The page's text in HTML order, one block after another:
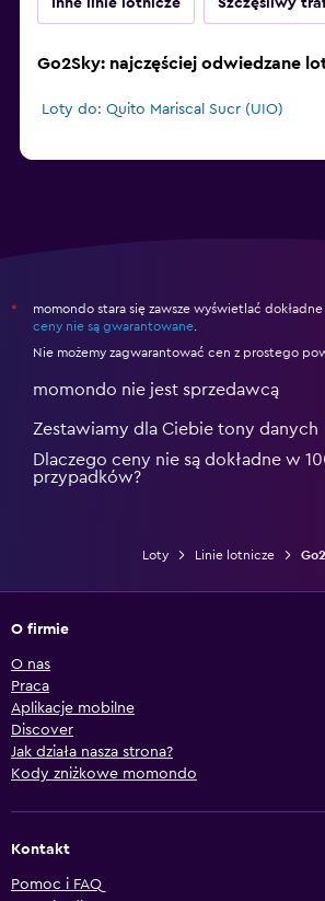
Go2Sky: najczęściej odwiedzane
Loty do: Quito Mariscal Sucr (UIO)
*
momondo stara się zawsze wyświetlać
ceny nie są gwarantowane
Nie możemy zagwarantować cen z prostego
momondo nie jest sprzedawcą
Zestawiamy dla Ciebie tony danych
Dlaczego ceny nie są dokładne w
przypadków?
Loty Linie lotnicze
O firmie
O nas
Praca
Aplikacje mobilne
Discover
Jak działa nasza strona?
Kody zniżkowe momondo
Kontakt
Pomoc i FAQ